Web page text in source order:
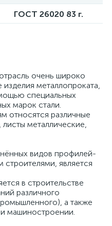
ГОСТ 26020 83 г.
очень широко
металлопроката,
специальных
марок стали.
относятся различные
листы металлические,
видов профилей-
является
в строительстве
различного
а также
и машиностроении.